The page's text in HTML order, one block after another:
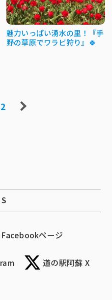
魅力いっぱい湧水の里！『手
野の草原でワラビ狩り』🍀
2
ページ
道の駅阿蘇 X